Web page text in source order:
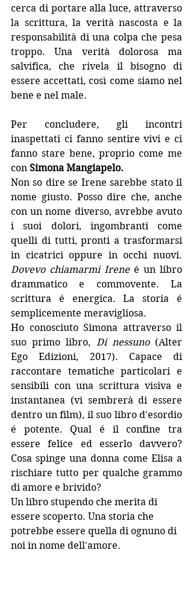
cerca di portare alla luce, attraverso
la scrittura, la verità nascosta e la
responsabilità di una colpa che pesa
troppo. Una verità dolorosa ma
salvifica, che rivela il bisogno di
essere accettati, così come siamo nel
bene e nel male.
Per concludere, gli incontri
inaspettati ci fanno sentire vivi e ci
fanno stare bene, proprio come me
con Simona Mangiapelo.
Non so dire se Irene sarebbe stato il
nome giusto. Posso dire che, anche
con un nome diverso, avrebbe avuto
i suoi dolori, ingombranti come
quelli di tutti, pronti a trasformarsi
Dovevo chiamarmi Irene é un libro
drammatico e commovente. La
scrittura é energica. La storia é
semplicemente meravigliosa.
Ho conosciuto Simona attraverso il
suo primo libro, Di nessuno (Alter
Ego Edizioni, 2017). Capace di
raccontare tematiche particolari e
sensibili con una scrittura visiva e
instantanea (vi sembrerà di essere
dentro un film), il suo libro d'esordio
é potente. Qual é il confine tra
essere felice ed esserlo davvero?
Cosa spinge una donna come Elisa a
rischiare tutto per qualche grammo
di amore e brivido?
Un libro stupendo che merita di
essere scoperto. Una storia che
potrebbe essere quella di ognuno di
noi in nome dell'amore.